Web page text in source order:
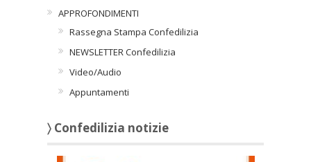
APPROFONDIMENTI
Rassegna Stampa Confedilizia
NEWSLETTER Confedilizia
Video/Audio
Appuntamenti
〉 Confedilizia notizie